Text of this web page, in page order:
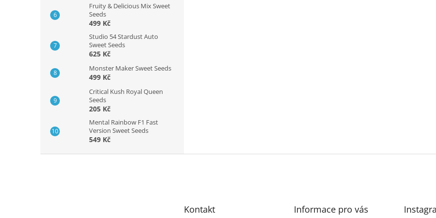
Fruity & Delicious Mix Sweet
Seeds
499 Kč
Studio 54 Stardust Auto
Sweet Seeds
625 Kč
Monster Maker Sweet Seeds
499 Kč
Critical Kush Royal Queen
Seeds
205 Kč
Mental Rainbow F1 Fast
Version Sweet Seeds
549 Kč
Kontakt Informace pro vás